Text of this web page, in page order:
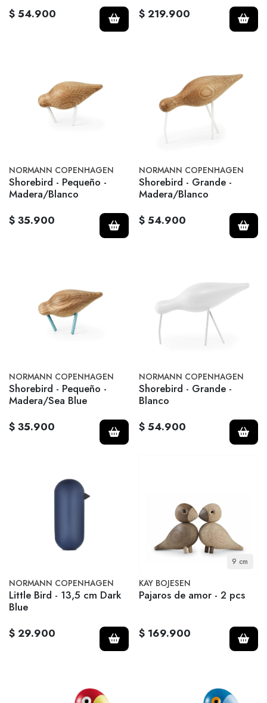
$ 54.900
$ 219.900
NORMANN COPENHAGEN
Shorebird - Pequeño -
Madera/Blanco
$ 35.900
NORMANN COPENHAGEN
Shorebird - Grande -
Madera/Blanco
$ 54.900
NORMANN COPENHAGEN
Shorebird - Pequeño -
Madera/Sea Blue
$ 35.900
NORMANN COPENHAGEN
Shorebird - Grande -
Blanco
$ 54.900
NORMANN COPENHAGEN
Little Bird - 13,5 cm Dark
Blue
$ 29.900
9 cm
KAY BOJESEN
Pajaros de amor - 2 pcs
$ 169.900